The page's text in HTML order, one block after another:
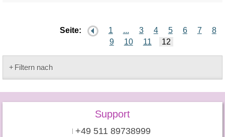
Seite: 1 ... 3 4 5 6 7
8
9
10 11 12
Filtern nach
Support
+49 511 89738999